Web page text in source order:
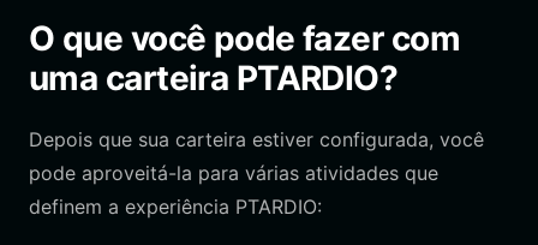
O que você pode fazer com
uma carteira PTARDIO?
Depois que sua carteira estiver configurada, você
pode aproveitá-la para várias atividades que
definem a experiência PTARDIO: